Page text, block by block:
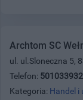
Archtom SC
ul. ul.Sloneczna 5,
Telefon: 501033932
Kategoria: Handel i